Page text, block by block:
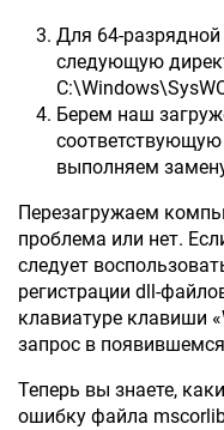
Для 64-
следующую
Берем наш
выполняем
Перезагружаем
проблема или нет.
следует
регистрации dll-
клавиатуре клавиши
запрос в
Теперь вы знаете,
ошибку файла